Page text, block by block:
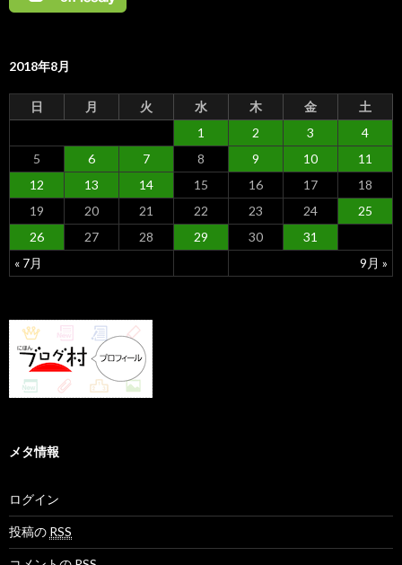
2018年8月
日 月 火 水 木 金 土
« 7月 9月 »
1 2 3
4
5
6 7 8 9 10
11
12
13 14 15 16 17
18
19
20 21 22 23 24
25
26
27 28 29 30 31
メタ情報
ログイン
投稿の RSS